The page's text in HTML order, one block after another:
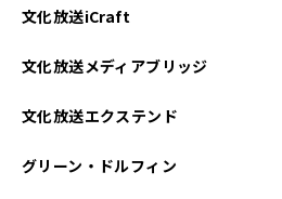
文化放送iCraft
文化放送メディアブリッジ
文化放送エクステンド
グリーン・ドルフィン